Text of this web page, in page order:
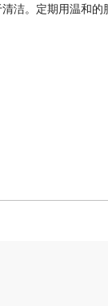
洁。定期用温和